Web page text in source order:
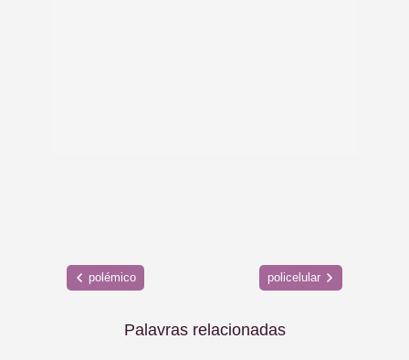
polémico policelular
Palavras relacionadas